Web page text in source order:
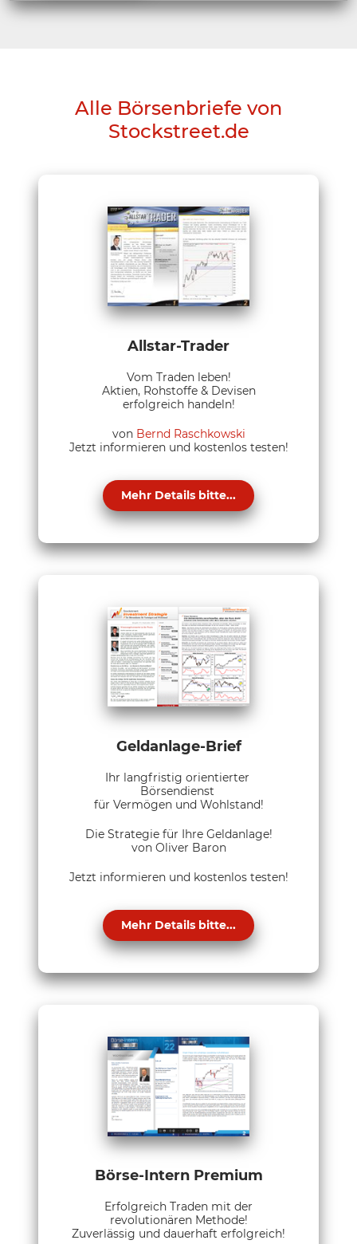
Alle Börsenbriefe von
Stockstreet.de
Allstar-Trader
Vom Traden leben!
Aktien, Rohstoffe & Devisen
erfolgreich handeln!
von Bernd Raschkowski
Jetzt informieren und kostenlos testen!
Mehr Details bitte...
Geldanlage-Brief
Ihr langfristig orientierter
Börsendienst
für Vermögen und Wohlstand!
Die Strategie für Ihre Geldanlage!
von Oliver Baron
Jetzt informieren und kostenlos testen!
Mehr Details bitte...
Börse-Intern Premium
Erfolgreich Traden mit der
revolutionären Methode!
Zuverlässig und dauerhaft erfolgreich!